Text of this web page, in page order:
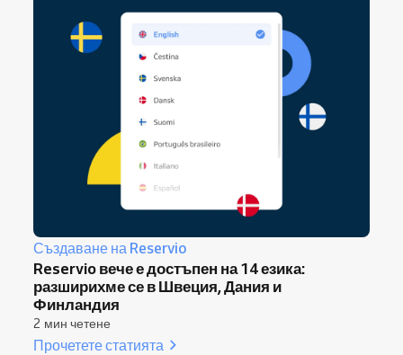
Създаване на Reservio
Reservio вече е достъпен на 14 езика:
разширихме се в Швеция, Дания и
Финландия
2 мин четене
Прочетете статията